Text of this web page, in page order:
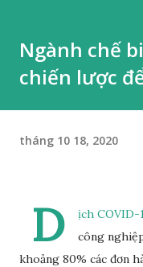
Ngành chế
chiến lược
tháng 10 18, 2020
D
ịch COVID-
công
khoảng 80% các đơn